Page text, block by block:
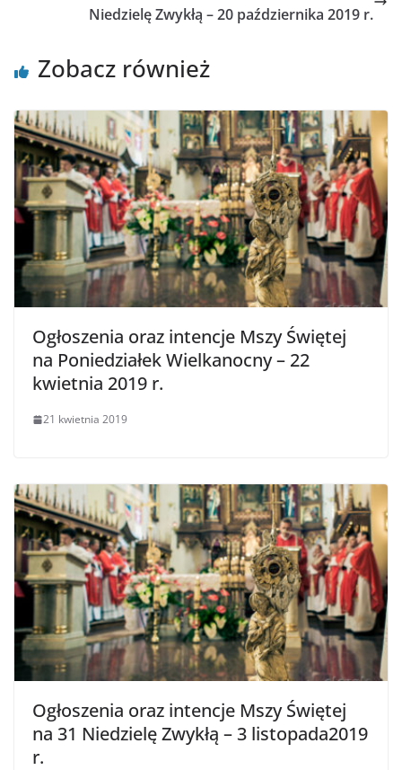
Niedzielę Zwykłą – 20 października 2019 r.
Zobacz również
Ogłoszenia oraz intencje Mszy Świętej
na Poniedziałek Wielkanocny – 22
kwietnia 2019 r.
21 kwietnia 2019
Ogłoszenia oraz intencje Mszy Świętej
na 31 Niedzielę Zwykłą – 3 listopada2019
r.